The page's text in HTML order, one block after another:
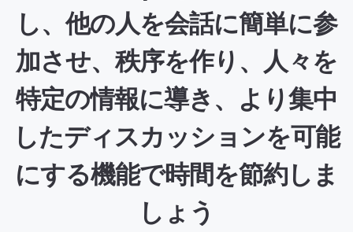
し、他の人を会話に簡単に参
加させ、秩序を作り、人々を
特定の情報に導き、より集中
したディスカッションを可能
にする機能で時間を節約しま
しょう